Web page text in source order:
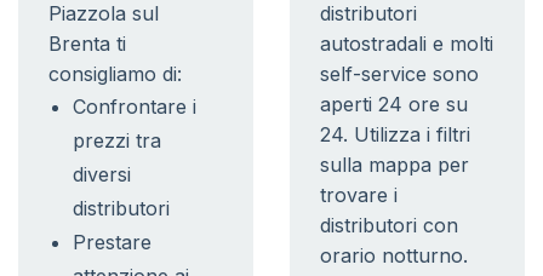
Piazzola sul
Brenta ti
consigliamo di:
Confrontare i
prezzi tra
diversi
distributori
Prestare
distributori
autostradali e molti
self-service sono
aperti 24 ore su
24. Utilizza i filtri
sulla mappa per
trovare i
distributori con
orario notturno.